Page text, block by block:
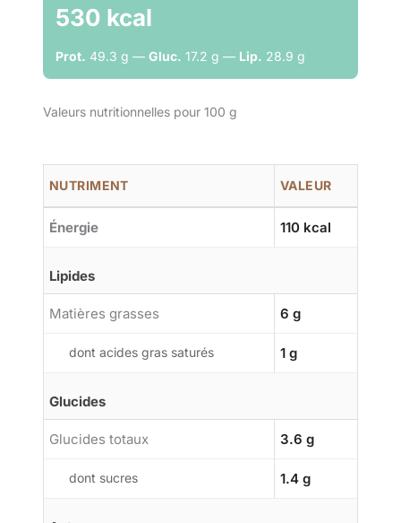
530 kcal
Prot. 49.3 g — Gluc. 17.2 g — Lip. 28.9 g
Valeurs nutritionnelles pour 100 g
NUTRIMENT VALEUR
Énergie 110 kcal
Lipides
Matières grasses 6 g
dont acides gras saturés 1 g
Glucides
Glucides totaux 3.6 g
dont sucres 1.4 g